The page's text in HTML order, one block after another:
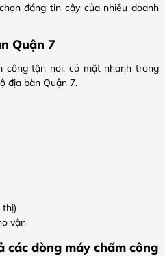
đáng tin cậy của nhiều doanh
Quận 7
công tận nơi, có mặt nhanh trong
địa bàn Quận 7.
thị)
vận
các dòng máy chấm công